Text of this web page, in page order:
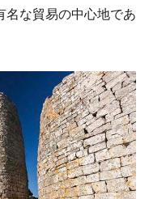
名な貿易の中心地であ